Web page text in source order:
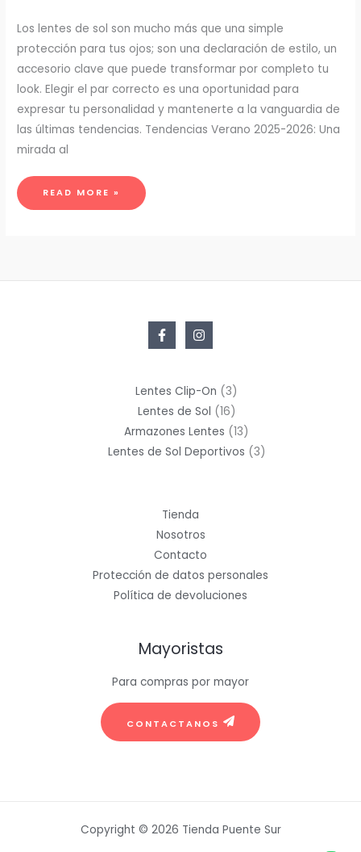
Los lentes de sol son mucho más que una simple
protección para tus ojos; son una declaración de estilo, un
accesorio clave que puede transformar por completo tu
look. Elegir el par correcto es una oportunidad para
expresar tu personalidad y mantenerte a la vanguardia de
las últimas tendencias. Tendencias Verano 2025-2026: Una
mirada al
EL
FINAL:
READ MORE »
Lentes Clip-On 33
productos
Lentes de Sol 1616
productos
Armazones Lentes 1313
productos
Lentes de Sol Deportivos 33
Tienda
Nosotros
Contacto
Protección de datos personales
Política de devoluciones
Mayoristas
Para compras por mayor
CONTACTANOS
Copyright © 2026 Tienda Puente Sur